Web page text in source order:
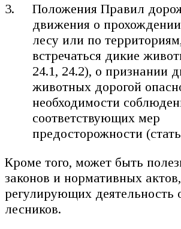
Положения Правил
движения о
лесу или по
встречаться дикие
24.1, 24.2), о признании
животных дорогой
необходимости
соответствующих мер
предосторожности
Кроме того, может быть
законов и нормативных актов,
регулирующих деятельность
лесников.